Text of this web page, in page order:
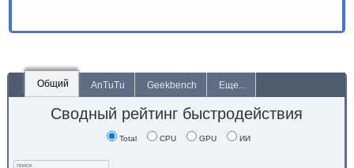
Общий AnTuTu Geekbench Еще...
Сводный рейтинг быстродействия
Total CPU GPU ИИ